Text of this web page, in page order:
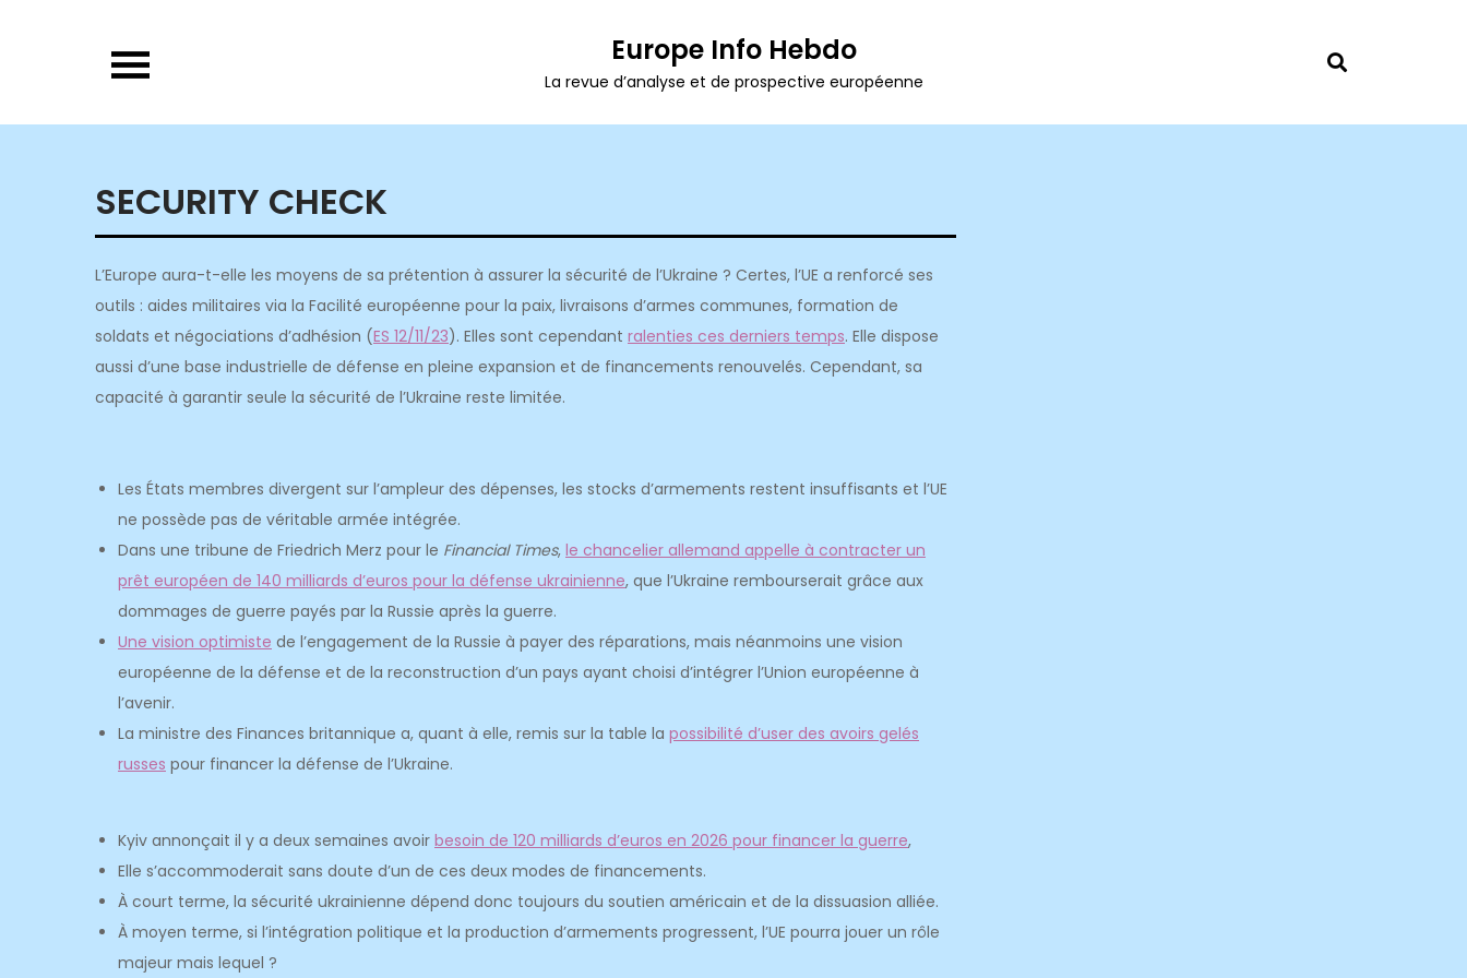
Europe Info Hebdo
La revue d’analyse et de prospective européenne
SECURITY CHECK
L’Europe aura-t-elle les moyens de sa prétention à assurer la sécurité de l’Ukraine ? Certes, l’UE a renforcé ses
outils : aides militaires via la Facilité européenne pour la paix, livraisons d’armes communes, formation de
soldats et négociations d’adhésion (ES 12/11/23). Elles sont cependant ralenties ces derniers temps. Elle dispose
aussi d’une base industrielle de défense en pleine expansion et de financements renouvelés. Cependant, sa
capacité à garantir seule la sécurité de l’Ukraine reste limitée.
Les États membres divergent sur l’ampleur des dépenses, les stocks d’armements restent insuffisants et l’UE
ne possède pas de véritable armée intégrée.
Dans une tribune de Friedrich Merz pour le Financial Times, le chancelier allemand appelle à contracter un
prêt européen de 140 milliards d’euros pour la défense ukrainienne, que l’Ukraine rembourserait grâce aux
dommages de guerre payés par la Russie après la guerre.
Une vision optimiste de l’engagement de la Russie à payer des réparations, mais néanmoins une vision
européenne de la défense et de la reconstruction d’un pays ayant choisi d’intégrer l’Union européenne à
l’avenir.
La ministre des Finances britannique a, quant à elle, remis sur la table la possibilité d’user des avoirs gelés
russes pour financer la défense de l’Ukraine.
Kyiv annonçait il y a deux semaines avoir besoin de 120 milliards d’euros en 2026 pour financer la guerre,
Elle s’accommoderait sans doute d’un de ces deux modes de financements.
À court terme, la sécurité ukrainienne dépend donc toujours du soutien américain et de la dissuasion alliée.
À moyen terme, si l’intégration politique et la production d’armements progressent, l’UE pourra jouer un rôle
majeur mais lequel ?